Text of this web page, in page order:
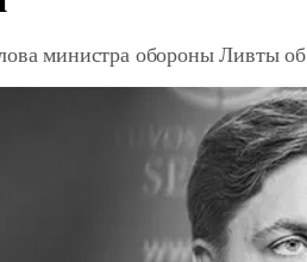
министра обороны Ливты